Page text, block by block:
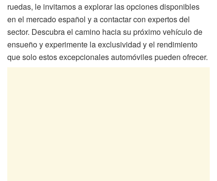
ruedas, le invitamos a explorar las opciones disponibles
en el mercado español y a contactar con expertos del
sector. Descubra el camino hacia su próximo vehículo de
ensueño y experimente la exclusividad y el rendimiento
que solo estos excepcionales automóviles pueden ofrecer.